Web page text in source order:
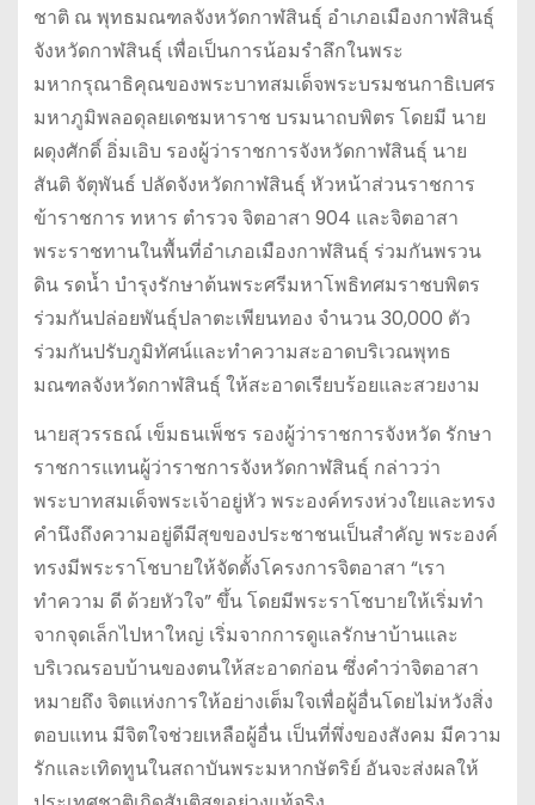
ชาติ ณ พุทธมณฑลจังหวัดกาฬสินธุ์ อำเภอเมืองกาฬสินธุ์
จังหวัดกาฬสินธุ์ เพื่อเป็นการน้อมรำลึกในพระ
มหากรุณาธิคุณของพระบาทสมเด็จพระบรมชนกาธิเบศร
มหาภูมิพลอดุลยเดชมหาราช บรมนาถบพิตร โดยมี นาย
ผดุงศักดิ์ อิ่มเอิบ รองผู้ว่าราชการจังหวัดกาฬสินธุ์ นาย
สันติ จัตุพันธ์ ปลัดจังหวัดกาฬสินธุ์ หัวหน้าส่วนราชการ
ข้าราชการ ทหาร ตำรวจ จิตอาสา 904 และจิตอาสา
พระราชทานในพื้นที่อำเภอเมืองกาฬสินธุ์ ร่วมกันพรวน
ดิน รดน้ำ บำรุงรักษาต้นพระศรีมหาโพธิทศมราชบพิตร
ร่วมกันปล่อยพันธุ์ปลาตะเพียนทอง จำนวน 30,000 ตัว
ร่วมกันปรับภูมิทัศน์และทำความสะอาดบริเวณพุทธ
มณฑลจังหวัดกาฬสินธุ์ ให้สะอาดเรียบร้อยและสวยงาม
นายสุวรรธณ์ เข็มธนเพ็ชร รองผู้ว่าราชการจังหวัด รักษา
ราชการแทนผู้ว่าราชการจังหวัดกาฬสินธุ์ กล่าวว่า
พระบาทสมเด็จพระเจ้าอยู่หัว พระองค์ทรงห่วงใยและทรง
คำนึงถึงความอยู่ดีมีสุขของประชาชนเป็นสำคัญ พระองค์
ทรงมีพระราโชบายให้จัดตั้งโครงการจิตอาสา “เรา
ทำความ ดี ด้วยหัวใจ” ขึ้น โดยมีพระราโชบายให้เริ่มทำ
จากจุดเล็กไปหาใหญ่ เริ่มจากการดูแลรักษาบ้านและ
บริเวณรอบบ้านของตนให้สะอาดก่อน ซึ่งคำว่าจิตอาสา
หมายถึง จิตแห่งการให้อย่างเต็มใจเพื่อผู้อื่นโดยไม่หวังสิ่ง
ตอบแทน มีจิตใจช่วยเหลือผู้อื่น เป็นที่พึ่งของสังคม มีความ
รักและเทิดทูนในสถาบันพระมหากษัตริย์ อันจะส่งผลให้